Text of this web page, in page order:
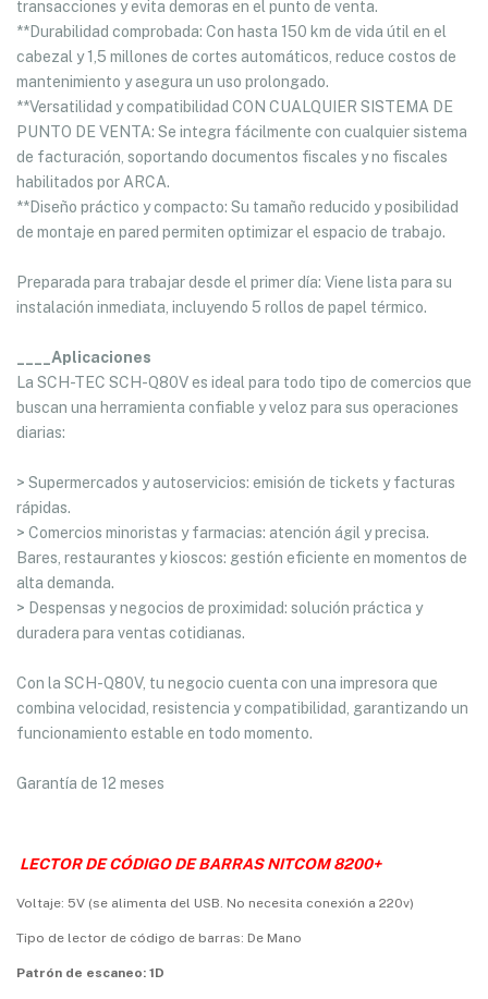
transacciones y evita demoras en el punto de venta.
**Durabilidad comprobada: Con hasta 150 km de vida útil en el
cabezal y 1,5 millones de cortes automáticos, reduce costos de
mantenimiento y asegura un uso prolongado.
**Versatilidad y compatibilidad CON CUALQUIER SISTEMA DE
PUNTO DE VENTA: Se integra fácilmente con cualquier sistema
de facturación, soportando documentos fiscales y no fiscales
habilitados por ARCA.
**Diseño práctico y compacto: Su tamaño reducido y posibilidad
de montaje en pared permiten optimizar el espacio de trabajo.
Preparada para trabajar desde el primer día: Viene lista para su
instalación inmediata, incluyendo 5 rollos de papel térmico.
____Aplicaciones
La SCH-TEC SCH-Q80V es ideal para todo tipo de comercios que
buscan una herramienta confiable y veloz para sus operaciones
diarias:
> Supermercados y autoservicios: emisión de tickets y facturas
rápidas.
> Comercios minoristas y farmacias: atención ágil y precisa.
Bares, restaurantes y kioscos: gestión eficiente en momentos de
alta demanda.
> Despensas y negocios de proximidad: solución práctica y
duradera para ventas cotidianas.
Con la SCH-Q80V, tu negocio cuenta con una impresora que
combina velocidad, resistencia y compatibilidad, garantizando un
funcionamiento estable en todo momento.
Garantía de 12 meses
LECTOR DE CÓDIGO DE BARRAS NITCOM 8200+
Voltaje: 5V (se alimenta del USB. No necesita conexión a 220v)
Tipo de lector de código de barras: De Mano
Patrón de escaneo: 1D